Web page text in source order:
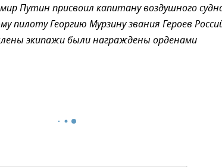
Путин присвоил капитану воздушного
пилоту Георгию Мурзину звания Героев
экипажи были награждены орденами